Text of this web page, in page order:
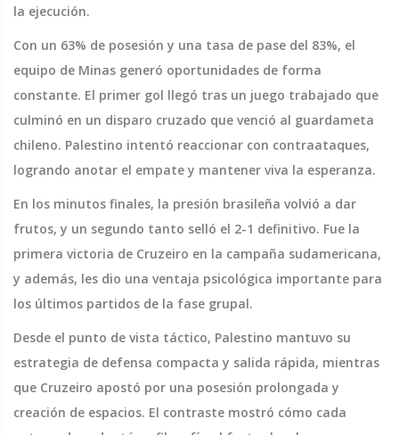
la ejecución.
Con un 63% de posesión y una tasa de pase del 83%, el
equipo de Minas generó oportunidades de forma
constante. El primer gol llegó tras un juego trabajado que
culminó en un disparo cruzado que venció al guardameta
chileno. Palestino intentó reaccionar con contraataques,
logrando anotar el empate y mantener viva la esperanza.
En los minutos finales, la presión brasileña volvió a dar
frutos, y un segundo tanto selló el 2-1 definitivo. Fue la
primera victoria de Cruzeiro en la campaña sudamericana,
y además, les dio una ventaja psicológica importante para
los últimos partidos de la fase grupal.
Desde el punto de vista táctico, Palestino mantuvo su
estrategia de defensa compacta y salida rápida, mientras
que Cruzeiro apostó por una posesión prolongada y
creación de espacios. El contraste mostró cómo cada